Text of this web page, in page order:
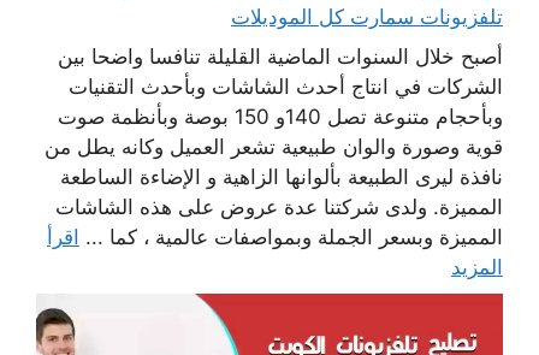
تلفزيونات سمارت كل الموديلات
أصبح خلال السنوات الماضية القليلة تنافسا واضحا بين
الشركات في انتاج أحدث الشاشات وبأحدث التقنيات
وبأحجام متنوعة تصل 140و 150 بوصة وبأنظمة صوت
قوية وصورة والوان طبيعية تشعر العميل وكانه يطل من
نافذة ليرى الطبيعة بألوانها الزاهية و الإضاءة الساطعة
المميزة. ولدى شركتنا عدة عروض على هذه الشاشات
المميزة وبسعر الجملة وبمواصفات عالمية ، كما ... اقرأ
المزيد